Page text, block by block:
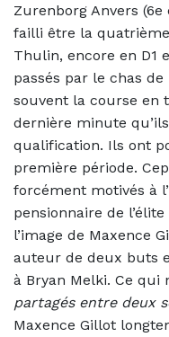
Zurenborg Anvers (6e
failli être la
Thulin, encore en D1
passés par le chas
souvent la course en
dernière minute
qualification. Ils ont
première période.
forcément motivés à
pensionnaire de
l’image de Maxence
auteur de deux buts
à Bryan Melki. Ce qui
partagés entre deux
Maxence Gillot